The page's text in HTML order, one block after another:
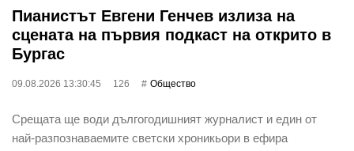
Пианистът Евгени Генчев излиза на
сцената на първия подкаст на открито в
Бургас
09.08.2026 13:30:45 126 Общество
Срещата ще води дългогодишният журналист и един от
най-разпознаваемите светски хроникьори в ефира